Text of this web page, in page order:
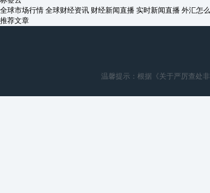
全球市场行情 全球财经资讯 财经新闻直播 实时新闻直播 外汇怎
推荐文章
温馨提示：根据《关于严厉查处